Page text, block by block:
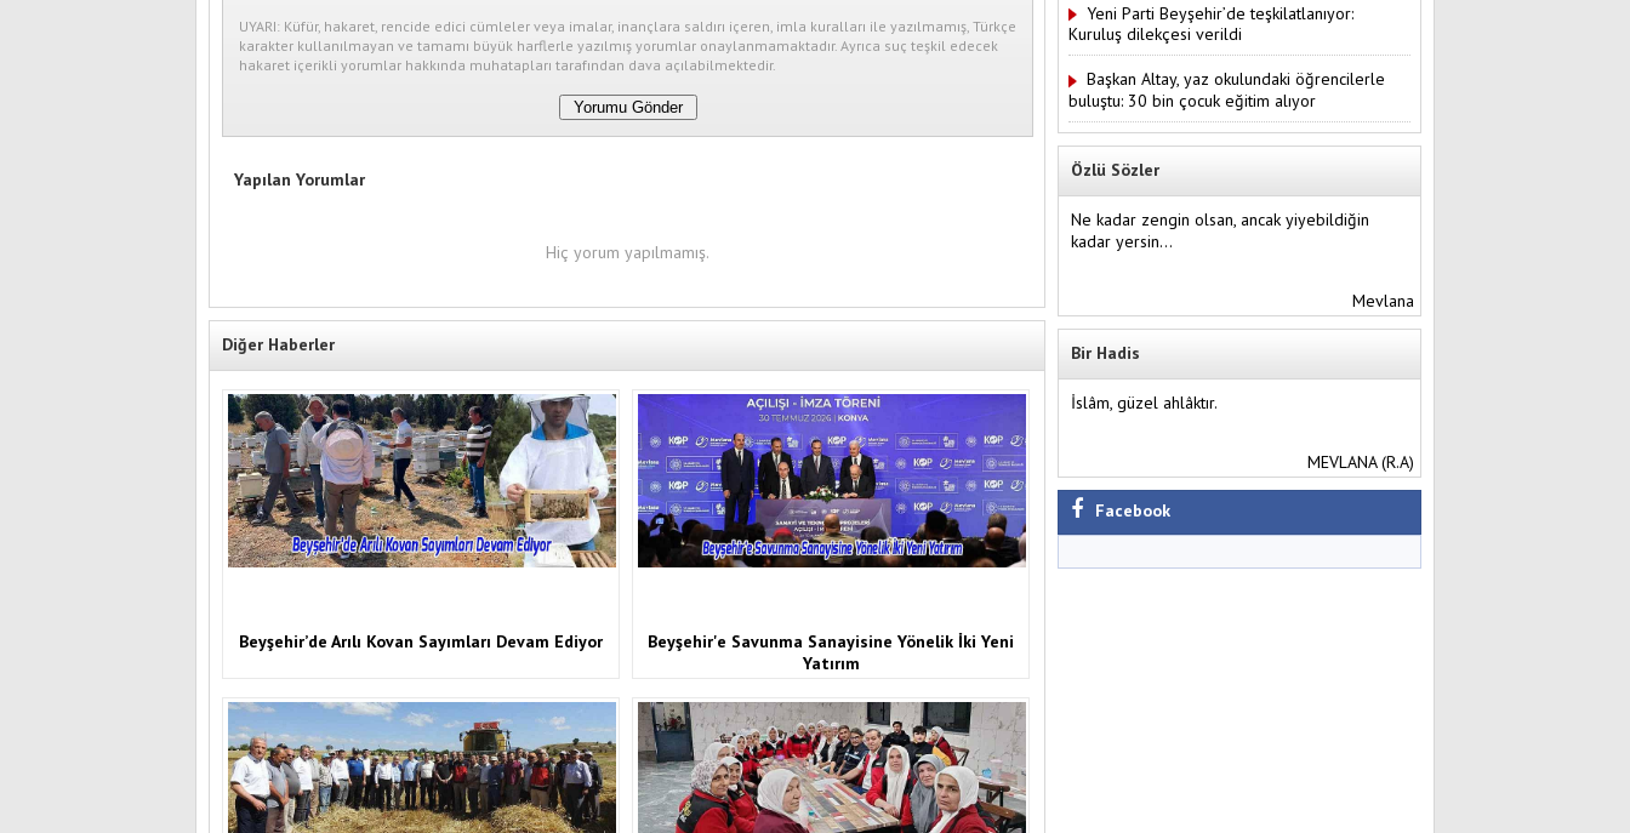
UYARI: Küfür, hakaret, rencide edici cümleler veya imalar, inançlara saldırı içeren, imla kuralları ile yazılmamış, Türkçe
karakter kullanılmayan ve tamamı büyük harflerle yazılmış yorumlar onaylanmamaktadır. Ayrıca suç teşkil edecek
hakaret içerikli yorumlar hakkında muhatapları tarafından dava açılabilmektedir.
Yapılan Yorumlar
Hiç yorum yapılmamış.
Diğer Haberler
Beyşehir’de Arılı Kovan Sayımları Devam Ediyor
Beyşehir'e Savunma Sanayisine Yönelik İki Yeni
Yatırım
Yeni Parti Beyşehir’de teşkilatlanıyor:
Kuruluş dilekçesi verildi
Başkan Altay, yaz okulundaki öğrencilerle
buluştu: 30 bin çocuk eğitim alıyor
Özlü Sözler
Ne kadar zengin olsan, ancak yiyebildiğin
kadar yersin…
Mevlana
Bir Hadis
İslâm, güzel ahlâktır.
MEVLANA (R.A)
Facebook